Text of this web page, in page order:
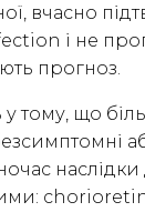
вчасно
і не
прогноз.
у тому, що